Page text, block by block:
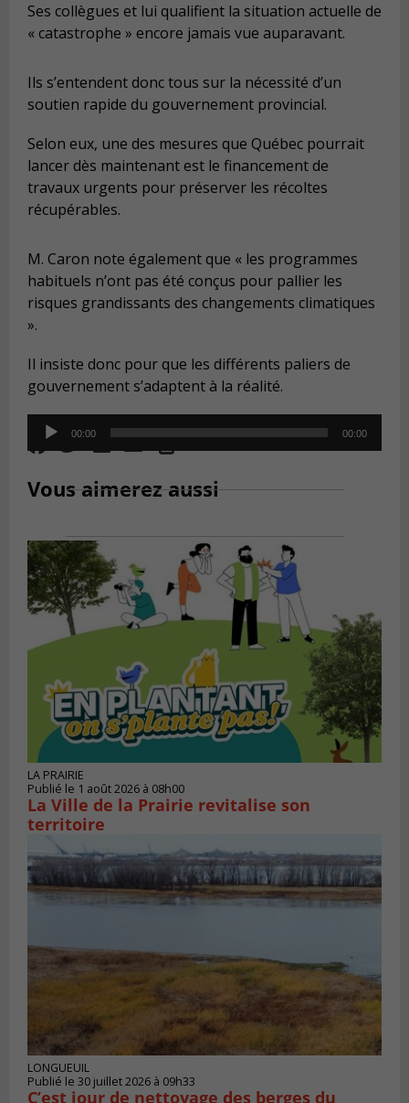
Ses collègues et lui qualifient la situation actuelle de
« catastrophe » encore jamais vue auparavant.
Ils s’entendent donc tous sur la nécessité d’un
soutien rapide du gouvernement provincial.
Selon eux, une des mesures que Québec pourrait
lancer dès maintenant est le financement de
travaux urgents pour préserver les récoltes
récupérables.
M. Caron note également que « les programmes
habituels n’ont pas été conçus pour pallier les
risques grandissants des changements climatiques
».
Il insiste donc pour que les différents paliers de
gouvernement s’adaptent à la réalité.
Audio
Player
00:00 00:00
Vous aimerez aussi
LA PRAIRIE
Publié le 1 août 2026 à 08h00
La Ville de la Prairie revitalise son
territoire
LONGUEUIL
Publié le 30 juillet 2026 à 09h33
C’est jour de nettoyage des berges du